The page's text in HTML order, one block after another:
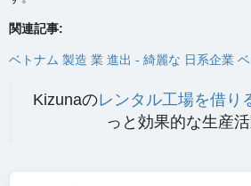
関連記事:
ベトナム 製造 業 進出 - 綺麗な 日系企業
Kizunaのレンタル工場を借り
っと効果的な生産活